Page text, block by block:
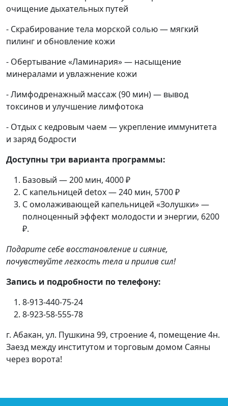
очищение дыхательных путей
- Скрабирование тела морской солью — мягкий
пилинг и обновление кожи
- Обертывание «Ламинария» — насыщение
минералами и увлажнение кожи
- Лимфодренажный массаж (90 мин) — вывод
токсинов и улучшение лимфотока
- Отдых с кедровым чаем — укрепление иммунитета
и заряд бодрости
Доступны три варианта программы:
Базовый — 200 мин, 4000 ₽
С капельницей detox — 240 мин, 5700 ₽
С омолаживающей капельницей «Золушки» —
полноценный эффект молодости и энергии, 6200
₽.
Подарите себе восстановление и сияние,
почувствуйте легкость тела и прилив сил!
Запись и подробности по телефону:
8-913-440-75-24
8-923-58-555-78
г. Абакан, ул. Пушкина 99, строение 4, помещение 4н.
Заезд между институтом и торговым домом Саяны
через ворота!